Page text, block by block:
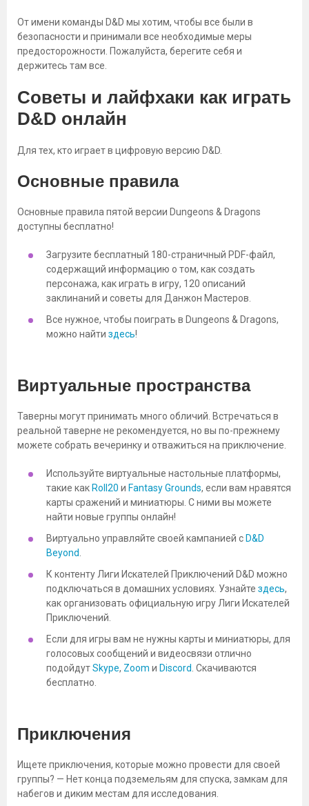
От имени команды D&D мы хотим, чтобы все были в
безопасности и принимали все необходимые меры
предосторожности. Пожалуйста, берегите себя и
держитесь там все.
Советы и лайфхаки как играть
D&D онлайн
Для тех, кто играет в цифровую версию D&D.
Основные правила
Основные правила пятой версии Dungeons & Dragons
доступны бесплатно!
Загрузите бесплатный 180-страничный PDF-файл,
содержащий информацию о том, как создать
персонажа, как играть в игру, 120 описаний
заклинаний и советы для Данжон Мастеров.
Все нужное, чтобы поиграть в Dungeons & Dragons,
можно найти здесь!
Виртуальные пространства
Таверны могут принимать много обличий. Встречаться в
реальной таверне не рекомендуется, но вы по-прежнему
можете собрать вечеринку и отважиться на приключение.
Используйте виртуальные настольные платформы,
такие как Roll20 и Fantasy Grounds, если вам нравятся
карты сражений и миниатюры. С ними вы можете
найти новые группы онлайн!
Виртуально управляйте своей кампанией с D&D
Beyond
К контенту Лиги Искателей Приключений D&D можно
подключаться в домашних условиях. Узнайте здесь,
как организовать официальную игру Лиги Искателей
Приключений.
Если для игры вам не нужны карты и миниатюры, для
голосовых сообщений и видеосвязи отлично
подойдутSkype, Zoom и Discord . Скачиваются
бесплатно.
Приключения
Ищете приключения, которые можно провести для своей
группы? — Нет конца подземельям для спуска, замкам для
набегов и диким местам для исследования.